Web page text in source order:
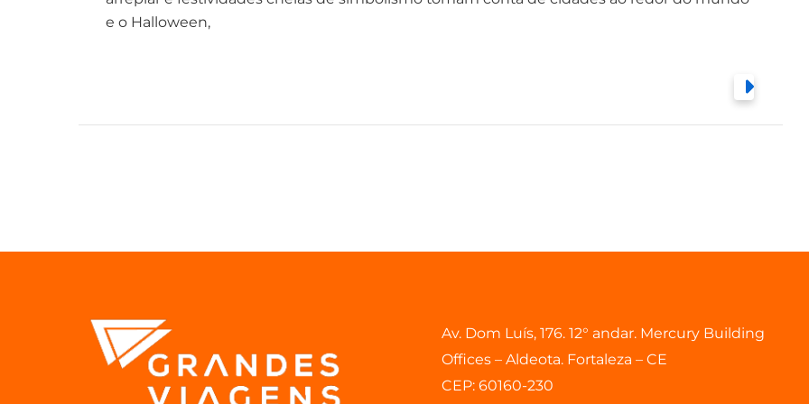
e o Halloween,
Av. Dom Luís, 176. 12° andar. Mercury Building
Offices – Aldeota. Fortaleza – CE
CEP: 60160-230